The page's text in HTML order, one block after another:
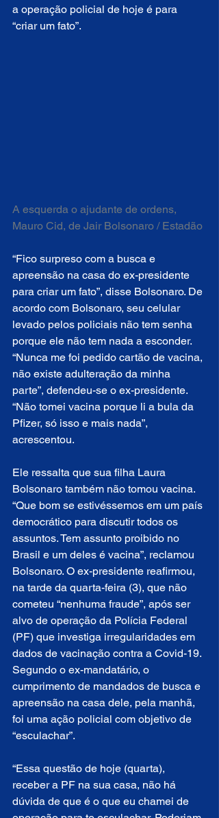
a operação policial de hoje é para
“criar um fato”.
A esquerda o ajudante de ordens,
Mauro Cid, de Jair Bolsonaro / Estadão
“Fico surpreso com a busca e
apreensão na casa do ex-presidente
para criar um fato”, disse Bolsonaro. De
acordo com Bolsonaro, seu celular
levado pelos policiais não tem senha
porque ele não tem nada a esconder.
“Nunca me foi pedido cartão de vacina,
não existe adulteração da minha
parte”, defendeu-se o ex-presidente.
“Não tomei vacina porque li a bula da
Pfizer, só isso e mais nada”,
acrescentou.
Ele ressalta que sua filha Laura
Bolsonaro também não tomou vacina.
“Que bom se estivéssemos em um país
democrático para discutir todos os
assuntos. Tem assunto proibido no
Brasil e um deles é vacina”, reclamou
Bolsonaro. O ex-presidente reafirmou,
na tarde da quarta-feira (3), que não
cometeu “nenhuma fraude”, após ser
alvo de operação da Polícia Federal
(PF) que investiga irregularidades em
dados de vacinação contra a Covid-19.
Segundo o ex-mandatário, o
cumprimento de mandados de busca e
apreensão na casa dele, pela manhã,
foi uma ação policial com objetivo de
“esculachar”.
“Essa questão de hoje (quarta),
receber a PF na sua casa, não há
dúvida de que é o que eu chamei de